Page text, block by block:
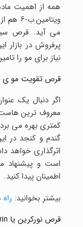
همه از اهمیت
پرفروش در بازار
نیاز برای مو را
قرص تقویت مو ی
اگر دنبال یک
معروف ترین
کمتری بهره می
گندم و کنجد در
است و پیشنهاد
اطمینان پیدا کنید.
بیشتر بخوانید:
قرص نورکرین یا Nourkrin